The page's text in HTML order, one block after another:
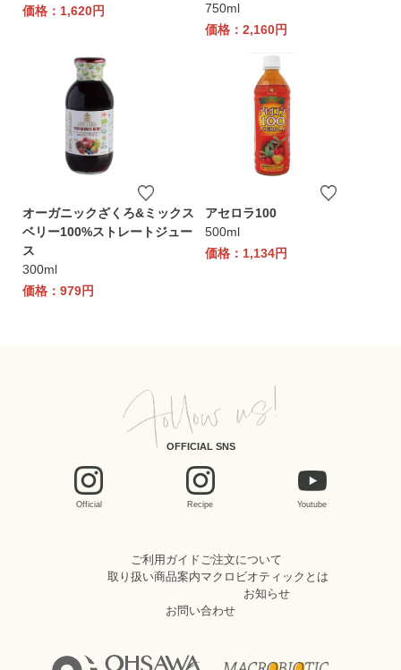
価格：1,620円
750ml
価格：2,160円
オーガニックざくろ&ミックス
ベリー100%ストレートジュー
ス
300ml
価格：979円
アセロラ100
500ml
価格：1,134円
OFFICIAL SNS
Official Recipe Youtube
ご利用ガイドご注文について
取り扱い商品案内マクロビオティックとは
お知らせ
お問い合わせ